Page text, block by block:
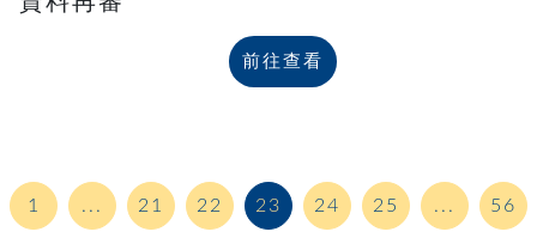
前往查看
1 ... 21 22 23 24 25 ... 56